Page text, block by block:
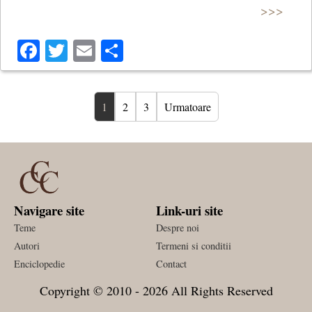
>>>
Facebook
Twitter
Email
1 2 3 Urmatoare
Navigare site
Teme
Autori
Enciclopedie
Link-uri site
Despre noi
Termeni si conditii
Contact
Copyright © 2010 - 2026 All Rights Reserved